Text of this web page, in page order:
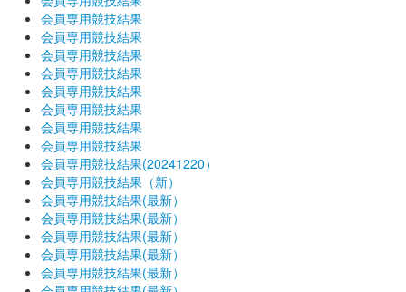
会員専用競技結果
会員専用競技結果
会員専用競技結果
会員専用競技結果
会員専用競技結果
会員専用競技結果
会員専用競技結果
会員専用競技結果
会員専用競技結果(20241220）
会員専用競技結果（新）
会員専用競技結果(最新）
会員専用競技結果(最新）
会員専用競技結果(最新）
会員専用競技結果(最新）
会員専用競技結果(最新）